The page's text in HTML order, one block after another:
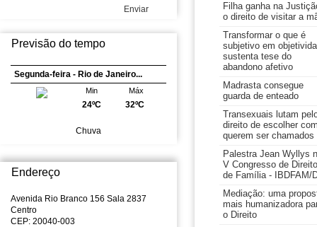
Enviar
Previsão do tempo
Segunda-feira - Rio de Janeiro...
Máx
32ºC
Min
24ºC
Chuva
Endereço
Avenida Rio Branco 156 Sala 2837
Centro
CEP: 20040-003
Filha ganha na
o direito de visitar a
Transformar o que é
subjetivo em
sustenta tese do
abandono afetivo
Madrasta consegue
guarda de enteado
Transexuais lutam
direito de escolher
querem ser chamados
Palestra Jean Wyllys
V Congresso de Direito
de Família - IBDFAM/
Mediação: uma
mais humanizadora
o Direito